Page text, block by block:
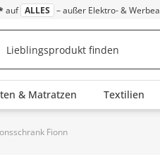
auf ALLES – außer Elektro- &
& Matratzen Textilien
Fionn